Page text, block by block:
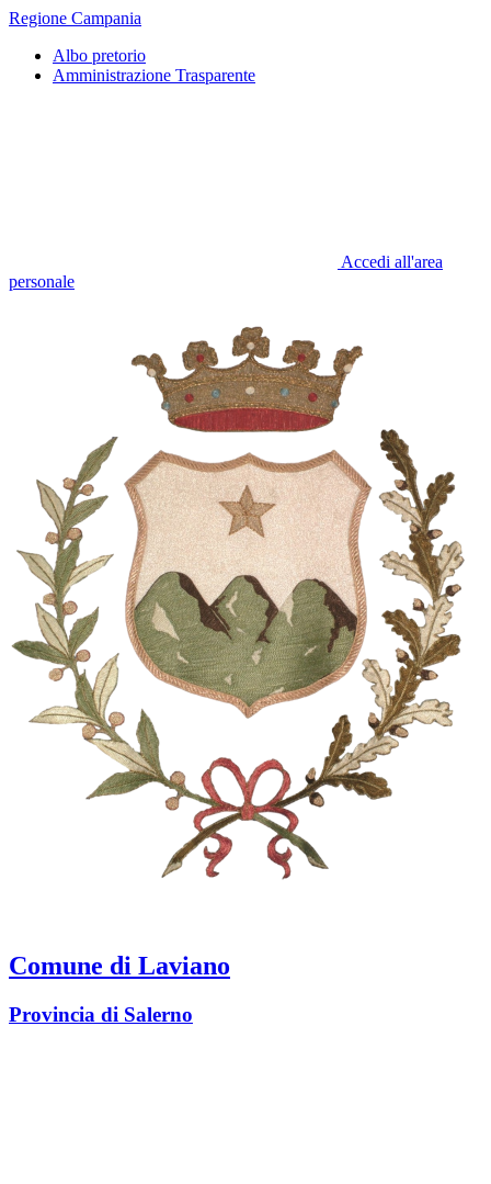
Regione Campania
Albo pretorio
Amministrazione Trasparente
Accedi all'area
personale
Comune di Laviano
Provincia di Salerno